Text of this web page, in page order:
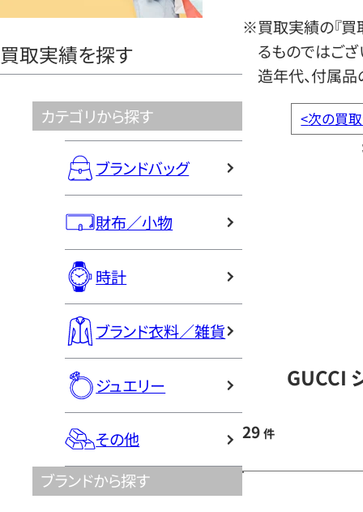
買取実績を探す
カテゴリから探す
ブランドバッグ
財布／小物
時計
ブランド衣料／雑貨
ジュエリー
その他
ブランドから探す
※買取実績の『買
るものではござ
造年代、付属品
<次の買
GUCCI
29 件